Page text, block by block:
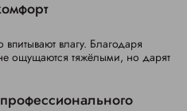
влагу. Благодаря
ощущаются тяжёлыми, но дарят